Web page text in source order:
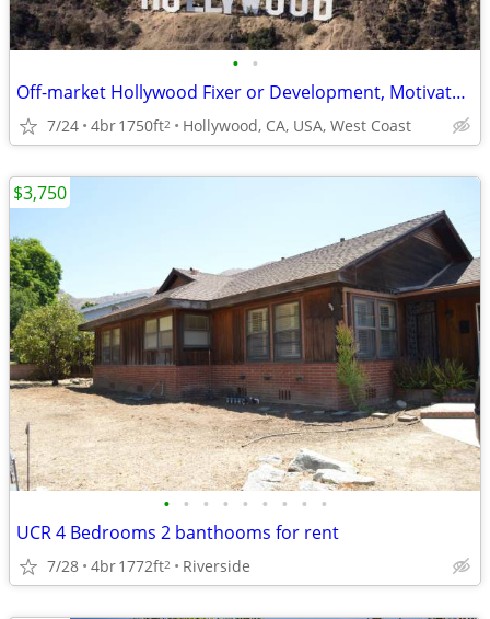
• •
Off-market Hollywood Fixer or Development, Motivated Seller
7/24 4br1750ft2 Hollywood, CA, USA, West Coast
• • • • • • • • •
UCR 4 Bedrooms 2 banthooms for rent
7/28 4br1772ft2 Riverside
$3,750